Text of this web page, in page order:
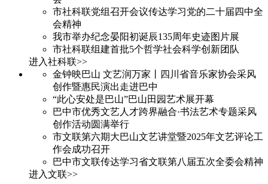
市社科联党组召开会议传达学习党的二十届四中全
会精神
我市举办纪念晏阳初诞辰135周年史迹图片展
市社科联组建首批5个哲学社会科学创新团队
进入社科联>>
金钟映巴山 文艺润万家丨四川省音乐家协会采风
创作暨惠民演出走进巴中
“此心安处是巴山”巴山田园艺术展开幕
巴中市优秀文艺人才跨界融合·书法艺术专题采风
创作活动圆满举行
市文联第六期大巴山文艺讲堂暨2025年文艺评论工
作会成功召开
巴中市文联传达学习省文联第八届五次全委会精神
进入文联>>